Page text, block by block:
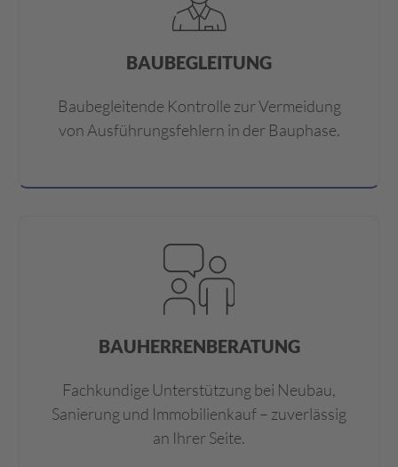
BAUBEGLEITUNG
Baubegleitende Kontrolle zur Vermeidung
von Ausführungsfehlern in der Bauphase.
BAUHERRENBERATUNG
Fachkundige Unterstützung bei Neubau,
Sanierung und Immobilienkauf – zuverlässig
an Ihrer Seite.